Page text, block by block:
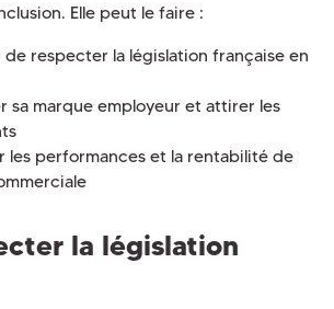
Elle peut le faire :
de respecter la législation française en
sa marque employeur et attirer les
les performances et la rentabilité de
la législation